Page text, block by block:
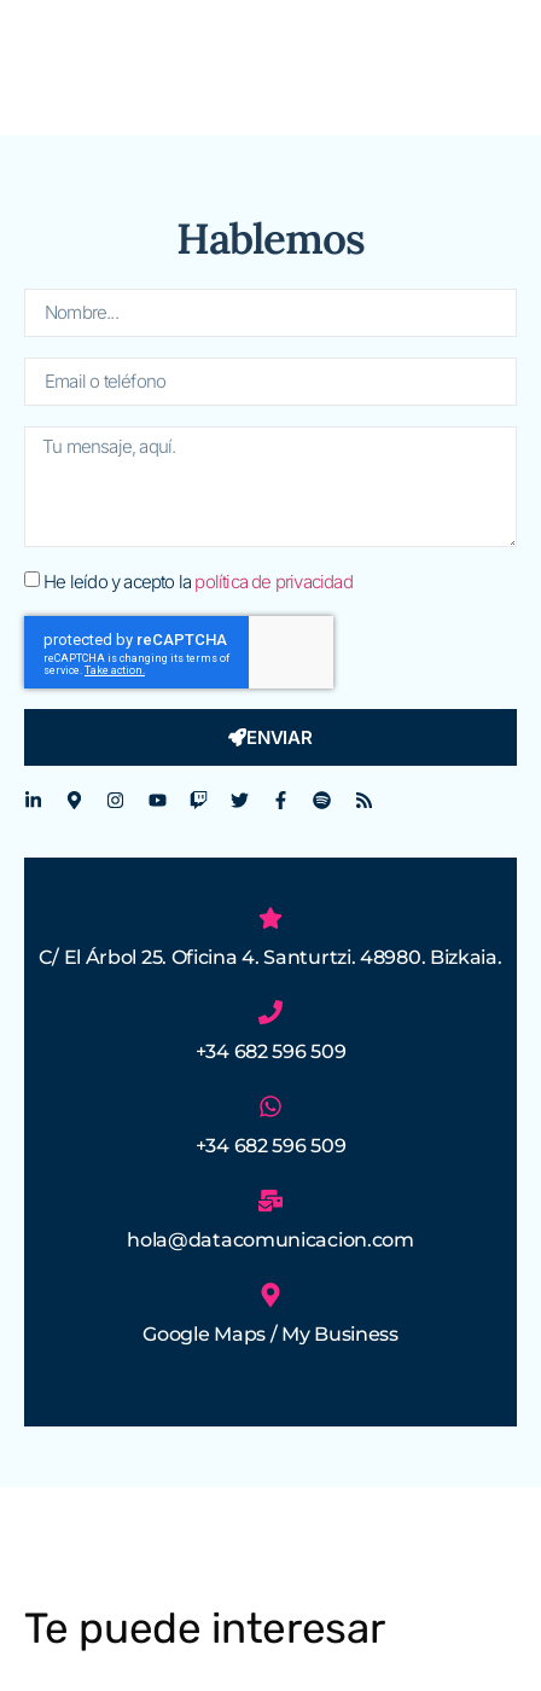
Hablemos
He leído y acepto la política de privacidad
ENVIAR
C/ El Árbol 25. Oficina 4. Santurtzi. 48980. Bizkaia.
+34 682 596 509
+34 682 596 509
hola@datacomunicacion.com
Google Maps / My Business
Te puede interesar